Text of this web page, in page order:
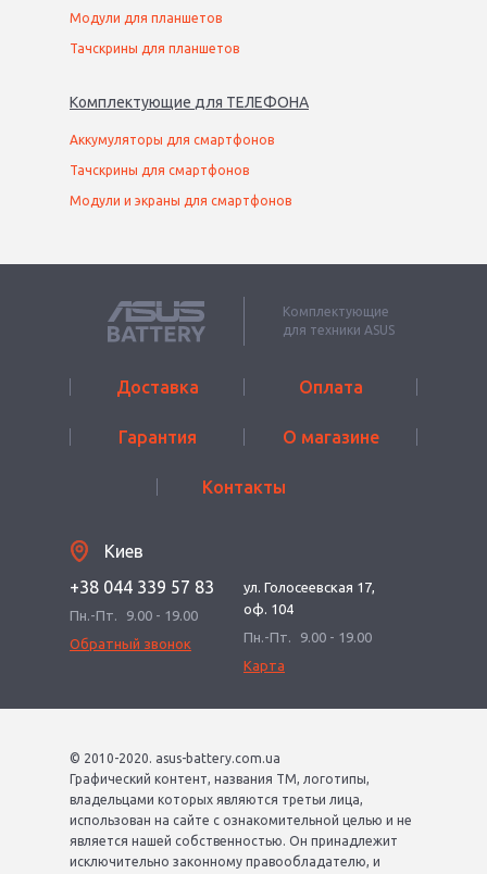
Модули для планшетов
Тачскрины для планшетов
Комплектующие для ТЕЛЕФОНА
Аккумуляторы для смартфонов
Тачскрины для смартфонов
Модули и экраны для смартфонов
Комплектующие
для техники ASUS
Доставка Оплата
Гарантия О магазине
Контакты
Киев
+38 044 339 57 83
Пн.-Пт.
9.00 - 19.00
Обратный звонок
ул. Голосеевская 17,
оф. 104
Пн.-Пт.
9.00 - 19.00
Карта
© 2010-2020. asus-battery.com.ua
Графический контент, названия ТМ, логотипы,
владельцами которых являются третьи лица,
использован на сайте с ознакомительной целью и не
является нашей собственностью. Он принадлежит
исключительно законному правообладателю, и